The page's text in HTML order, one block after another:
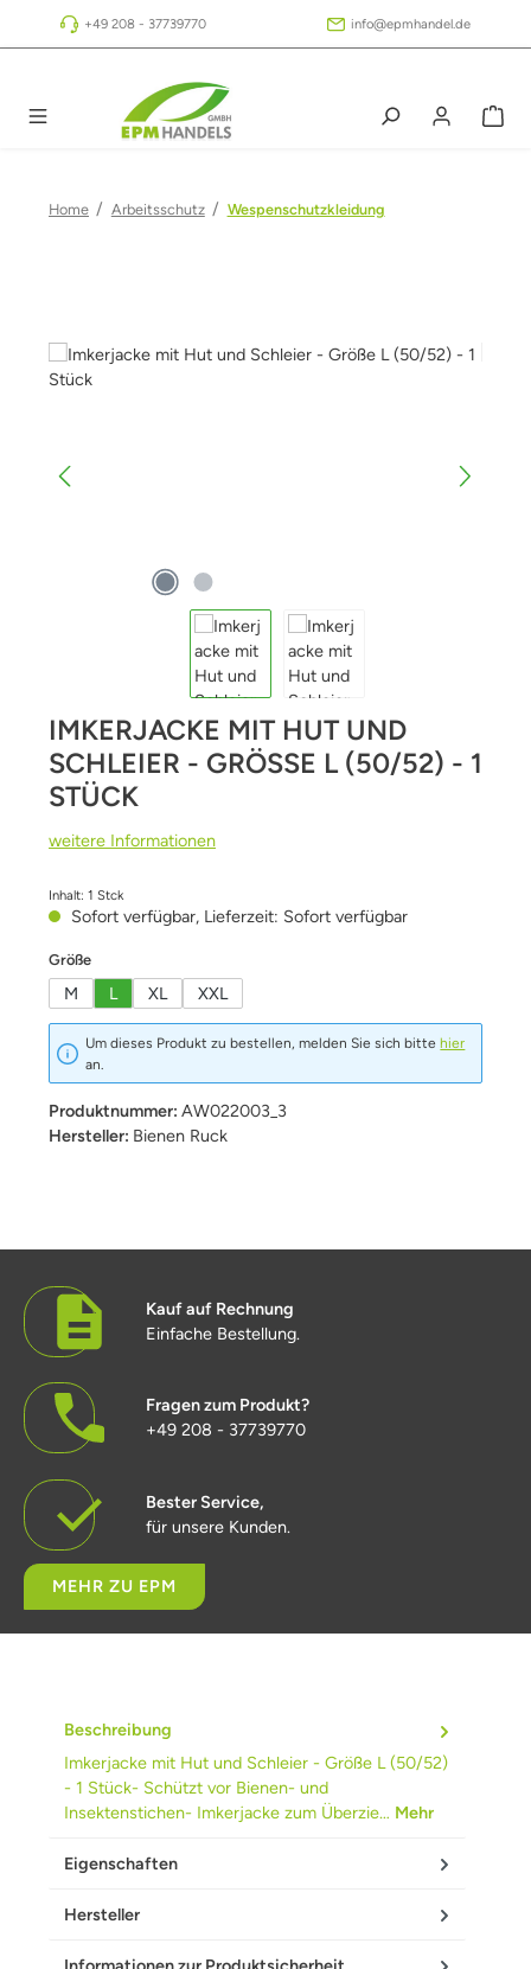
Zum Hauptinhalt springen
+49 208 - 37739770 info@epmhandel.de
Home / Arbeitsschutz / Wespenschutzkleidung
Bildergalerie überspringen
IMKERJACKE MIT HUT UND
SCHLEIER - GRÖSSE L (50/52) - 1 S
TÜCK
weitere Informationen
Inhalt: 1 Stck
Sofort verfügbar, Lieferzeit: Sofort verfügbar
Größeauswählen
M L XL XXL
Um dieses Produkt zu bestellen, melden Sie sich bittehier
an.
Produktnummer: AW022003_3
Hersteller: Bienen Ruck
Kauf auf Rechnung
Einfache Bestellung.
Fragen zum Produkt?
+49 208 - 37739770
Bester Service,
für unsere Kunden.
MEHR ZU EPM
Beschreibung
Imkerjacke mit Hut und Schleier - Größe L (50/52)
- 1 Stück- Schützt vor Bienen- und
Insektenstichen- Imkerjacke zum Überzie… Mehr
Eigenschaften
Hersteller